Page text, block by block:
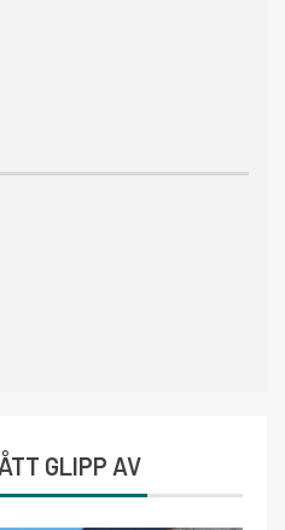
GLIPP AV